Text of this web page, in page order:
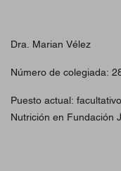
Dra. Marian Vélez
Número de colegiada:
Puesto actual:
Nutrición en Fundación